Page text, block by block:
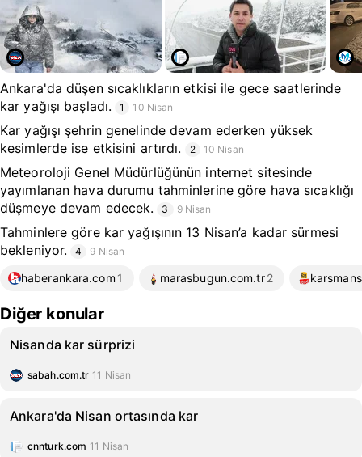
Ankara'da düşen sıcaklıkların etkisi ile gece saatlerinde
kar yağışı başladı.
1 10 Nisan
Kar yağışı şehrin genelinde devam ederken yüksek
kesimlerde ise etkisini artırdı.
2 10 Nisan
Meteoroloji Genel Müdürlüğünün internet sitesinde
yayımlanan hava durumu tahminlerine göre hava sıcaklığı
düşmeye devam edecek.
3 9 Nisan
Tahminlere göre kar yağışının 13 Nisan’a kadar sürmesi
bekleniyor.
4 9 Nisan
haberankara.com 1 marasbugun.com.tr2
Diğer konular
Nisanda kar sürprizi
sabah.com.tr 11 Nisan
Ankara'da Nisan ortasında kar
cnnturk.com 11 Nisan